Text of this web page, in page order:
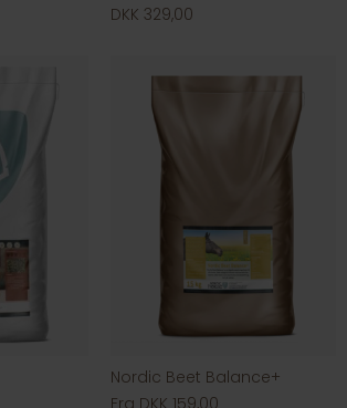
DKK 329,00
Nordic Beet Balance+
Fra DKK 159,00